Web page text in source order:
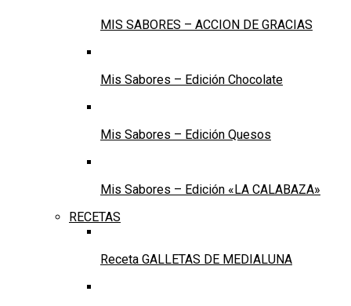
MIS SABORES – ACCION DE GRACIAS
Mis Sabores – Edición Chocolate
Mis Sabores – Edición Quesos
Mis Sabores – Edición «LA CALABAZA»
RECETAS
Receta GALLETAS DE MEDIALUNA